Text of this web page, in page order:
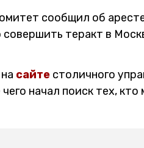
сообщил об
совершить теракт в
сайте столичного
чего начал поиск тех,